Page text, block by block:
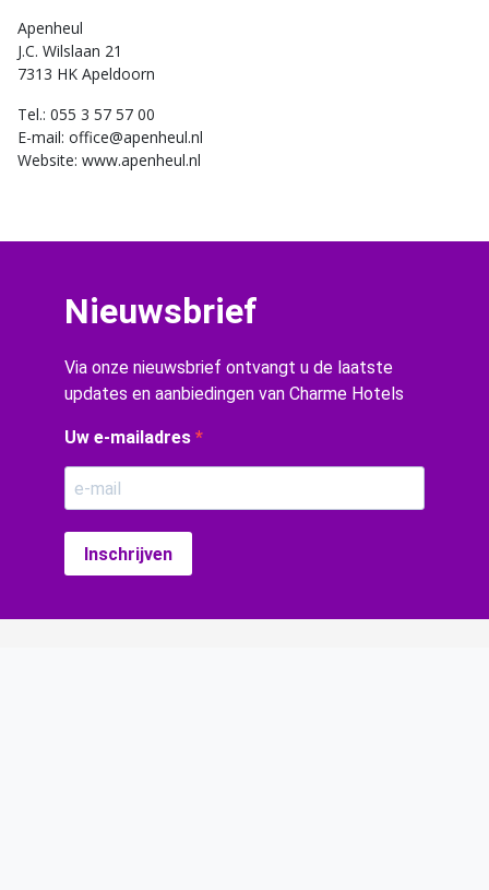
Apenheul
J.C. Wilslaan 21
7313 HK Apeldoorn
Tel.: 055 3 57 57 00
E-mail: office@apenheul.nl
Website: www.apenheul.nl
Nieuwsbrief
Via onze nieuwsbrief ontvangt u de laatste
updates en aanbiedingen van Charme Hotels
Uw e-mailadres
Inschrijven